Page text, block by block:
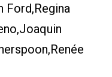
Ford,Regina